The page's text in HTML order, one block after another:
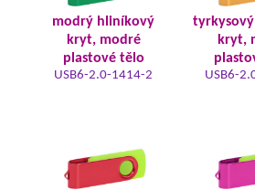
modrý hliníkový
kryt, modré
plastové tělo
USB6-2.0-1414-2
kryt,
USB6-